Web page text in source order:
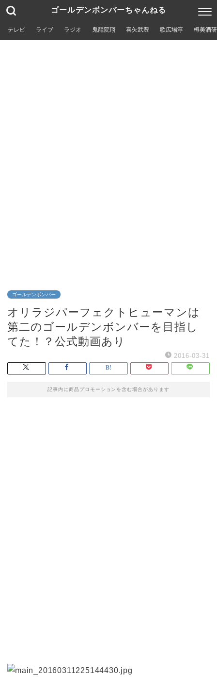
ゴールデンボンバーちゃんねる
テレビ ライブ ラジオ 鬼龍院翔 喜矢武豊 歌広場淳 樽美酒
ゴールデンボンバー
オリラジパーフェクトヒューマンは
第二のゴールデンボンバーを目指し
てた！？公式動画あり
2016-03-31
記事内に商品プロモーションを含む場合があります